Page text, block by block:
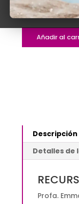
$110.00
Nueva
Presencial
$110.00
quantity
Añadir al
Descripción
Detalles de
Profa.